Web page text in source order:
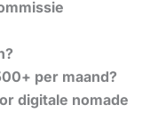
per maand?
digitale nomade